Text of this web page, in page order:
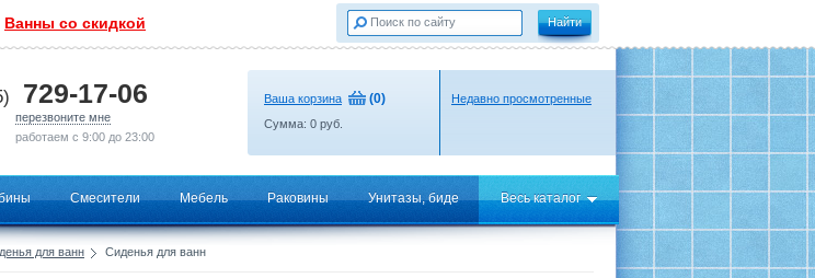
Ванны со скидкой
729-17-06
перезвоните мне
работаем с 9:00 до 23:00
Ваша корзина (0)
Сумма: 0 руб.
Недавно просмотренные
Смесители Мебель Раковины Унитазы, биде Весь каталог
для ванн Сиденья для ванн